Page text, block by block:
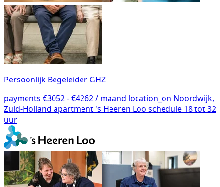
Persoonlijk Begeleider GHZ
payments €3052 - €4262 / maand location_on Noordwijk,
Zuid-Holland apartment 's Heeren Loo schedule 18 tot 32
uur